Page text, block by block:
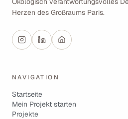
Herzen des Großraums Paris.
NAVIGATION
Startseite
Mein Projekt starten
Projekte